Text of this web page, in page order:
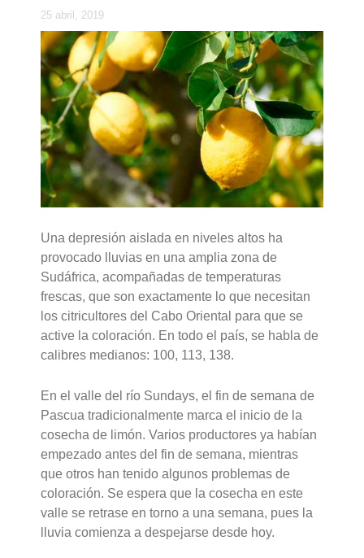
25 abril, 2019
Una depresión aislada en niveles altos ha
provocado lluvias en una amplia zona de
Sudáfrica, acompañadas de temperaturas
frescas, que son exactamente lo que necesitan
los citricultores del Cabo Oriental para que se
active la coloración. En todo el país, se habla de
calibres medianos: 100, 113, 138.
En el valle del río Sundays, el fin de semana de
Pascua tradicionalmente marca el inicio de la
cosecha de limón. Varios productores ya habían
empezado antes del fin de semana, mientras
que otros han tenido algunos problemas de
coloración. Se espera que la cosecha en este
valle se retrase en torno a una semana, pues la
lluvia comienza a despejarse desde hoy.